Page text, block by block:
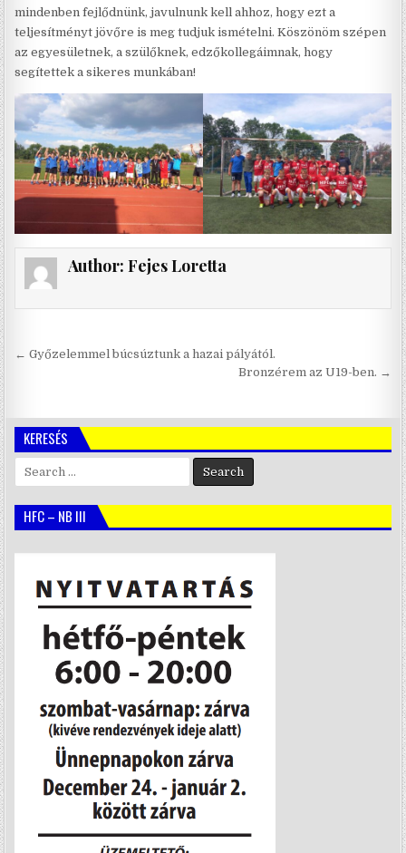
mindenben fejlődnünk, javulnunk kell ahhoz, hogy ezt a
teljesítményt jövőre is meg tudjuk ismételni. Köszönöm szépen
az egyesületnek, a szülőknek, edzőkollegáimnak, hogy
segítettek a sikeres munkában!
Author: Fejes Loretta
Bejegyzés
← Győzelemmel búcsúztunk a hazai pályától.
Bronzérem az U19-ben. →
KERESÉS
Search
for:
HFC – NB III